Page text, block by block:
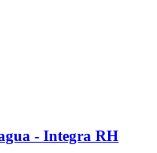
- Integra RH